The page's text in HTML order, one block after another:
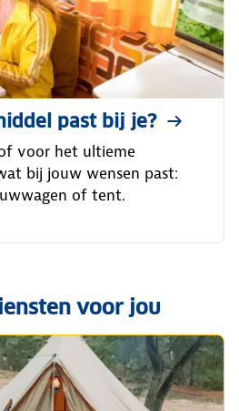
past bij je?
voor het ultieme
bij jouw wensen past:
of tent.
voor jou